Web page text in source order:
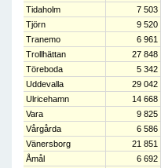
Tidaholm
7 503
Tjörn
9 520
Tranemo
6 961
Trollhättan
27 848
Töreboda
5 342
Uddevalla
29 042
Ulricehamn
14 668
Vara
9 825
Vårgårda
6 586
Vänersborg
21 851
Åmål
6 692